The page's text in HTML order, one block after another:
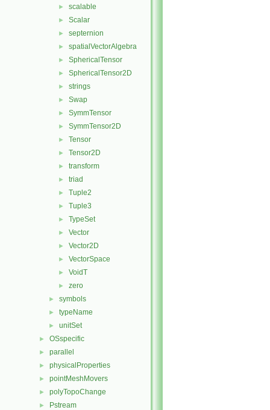
► scalable
► Scalar
► septernion
► spatialVectorAlgebra
► SphericalTensor
► SphericalTensor2D
► strings
► Swap
► SymmTensor
► SymmTensor2D
► Tensor
► Tensor2D
► transform
► triad
► Tuple2
► Tuple3
► TypeSet
► Vector
► Vector2D
► VectorSpace
► VoidT
► zero
► symbols
► typeName
► unitSet
► OSspecific
► parallel
► physicalProperties
► pointMeshMovers
► polyTopoChange
► Pstream